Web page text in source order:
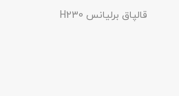
قالپاق برلیانس H230​